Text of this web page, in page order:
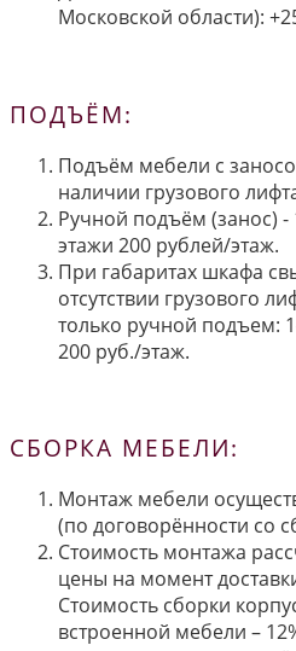
Московской области):
ПОДЪЁМ:
Подъём мебели с
наличии грузового
Ручной подъём (занос)
этажи 200 рублей/этаж.
При габаритах шкафа
отсутствии грузового
только ручной подъем:
200 руб./этаж.
СБОРКА МЕБЕЛИ:
Монтаж мебели
(по договорённости со
Стоимость монтажа
цены на момент
Стоимость сборки
встроенной мебели –